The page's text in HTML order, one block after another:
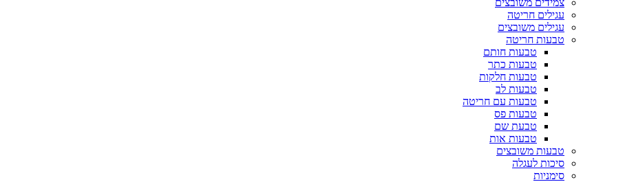
עגילים חריטה
עגילים משובצים
טבעות חריטה
טבעות חותם
טבעות כתר
טבעות חלקות
טבעות לב
טבעות עם חריטה
טבעות פס
טבעת שם
טבעות אות
טבעות משובצים
סיכות לעגלה
סימניות